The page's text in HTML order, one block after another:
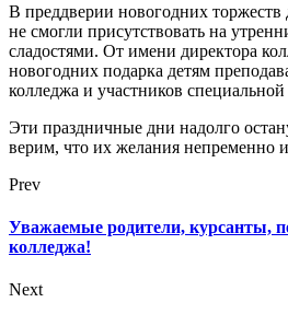
В преддверии новогодних торжеств
не смогли присутствовать на
сладостями. От имени директора
новогодних подарка детям
колледжа и участников
Эти праздничные дни надолго
верим, что их желания непременно
Prev
Уважаемые родители, курсанты,
колледжа!
Next